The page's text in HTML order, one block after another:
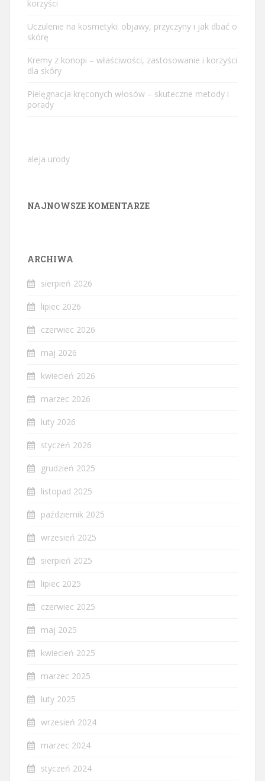
korzyści
Uczulenie na kosmetyki: objawy, przyczyny i jak dbać o
skórę
Kremy z konopi – właściwości, zastosowanie i korzyści
dla skóry
Pielęgnacja kręconych włosów – skuteczne metody i
porady
aleja urody
NAJNOWSZE KOMENTARZE
ARCHIWA
sierpień 2026
lipiec 2026
czerwiec 2026
maj 2026
kwiecień 2026
marzec 2026
luty 2026
styczeń 2026
grudzień 2025
listopad 2025
październik 2025
wrzesień 2025
sierpień 2025
lipiec 2025
czerwiec 2025
maj 2025
kwiecień 2025
marzec 2025
luty 2025
wrzesień 2024
marzec 2024
styczeń 2024